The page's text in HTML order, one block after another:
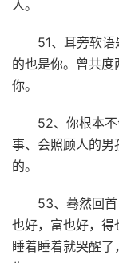
人。
51、耳旁软
的也是你。曾共
你。
52、你根本
事、会照顾人的
的。
53、蓦然回
也好，富也好，得
睡着睡着就哭醒